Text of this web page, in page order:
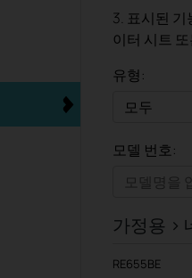
3. 표시된
이터 시트
유형:
모두
기업용
모델 번호:
가정용 >
RE655BE